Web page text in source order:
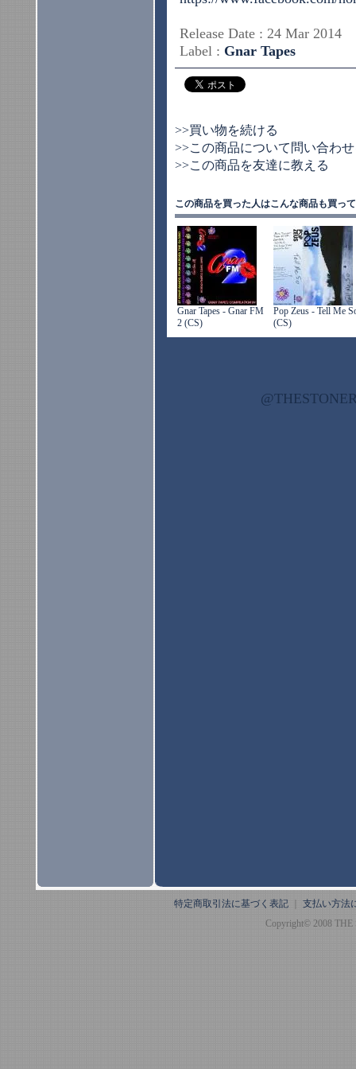
Release Date : 24 Mar
Label : Gnar Tapes
>>買い物を続ける
>>この商品について問い合わ
>>この商品を友達に教える
この商品を買った人はこんな商品も買っ
Gnar Tapes - Gnar FM
2 (CS)
Pop Zeus - Tell Me
(CS)
特定商取引法に基づく表記
支払い方法
Copyright© 2008 THE